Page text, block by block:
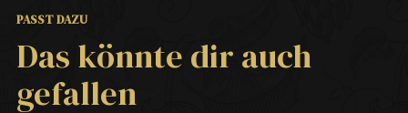
PASST DAZU
Das könnte dir auch
gefallen